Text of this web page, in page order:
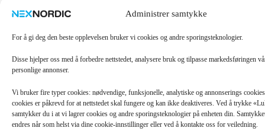
Administrer samtykke
For å gi deg den beste opplevelsen bruker vi cookies og andre sporingsteknologier.
Disse hjelper oss med å forbedre nettstedet, analysere bruk og tilpasse markedsføringen
personlige annonser.
Vi bruker fire typer cookies: nødvendige, funksjonelle, analytiske og annonserings
cookies er påkrevd for at nettstedet skal fungere og kan ikke deaktiveres. Ved å trykke
samtykker du i at vi lagrer cookies og andre sporingsteknologier på enheten din.
endres når som helst via dine cookie-innstillinger eller ved å kontakte oss for veiledning.